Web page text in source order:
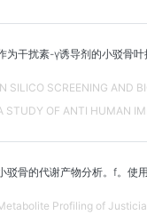
为干扰素-γ诱导剂的小驳骨
SILICO SCREENING AND
STUDY OF ANTI HUMAN
驳骨的代谢产物分析。f。使
Profiling of